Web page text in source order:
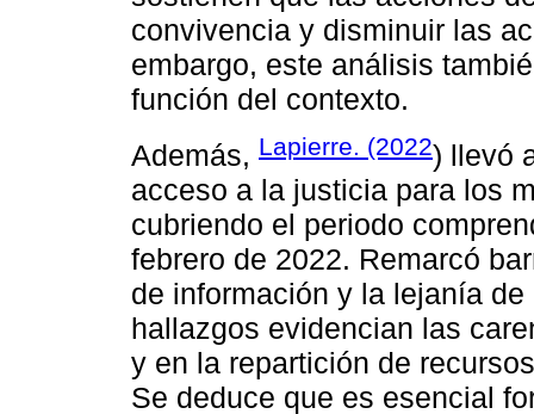
convivencia y disminuir las
embargo, este análisis
función del contexto.
Además, Lapierre. (2022) llevó
acceso a la justicia para los
cubriendo el periodo
febrero de 2022. Remarcó
de información y la lejanía
hallazgos evidencian las
y en la repartición de
Se deduce que es esencial